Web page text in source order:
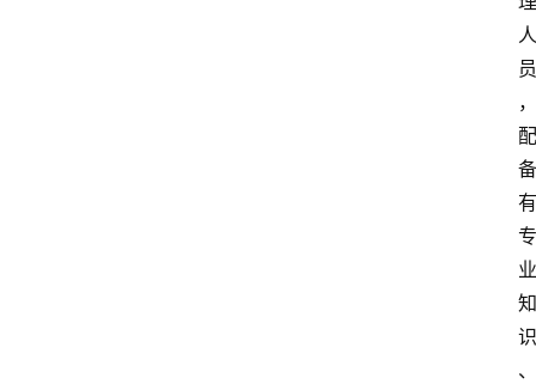
人
员
，
配
备
有
专
业
知
识
、